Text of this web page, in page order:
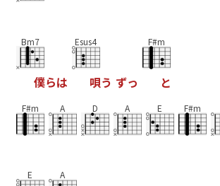
Bm7
僕らは
Esus4
唄う ずっ
F#m
と
F#m A D A E F#m
E A